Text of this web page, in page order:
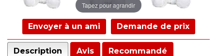
Tapez pour agrandir
Envoyer à un ami Demande de prix
Description Avis Recommandé